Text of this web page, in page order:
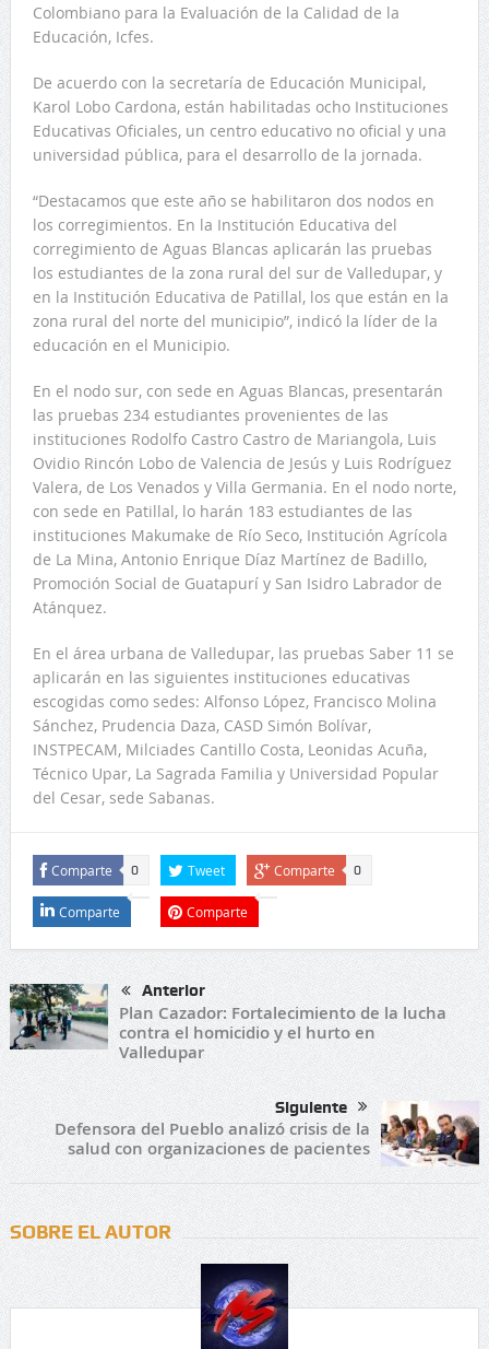
Colombiano para la Evaluación de la Calidad de la
Educación, Icfes.
De acuerdo con la secretaría de Educación Municipal,
Karol Lobo Cardona, están habilitadas ocho Instituciones
Educativas Oficiales, un centro educativo no oficial y una
universidad pública, para el desarrollo de la jornada.
“Destacamos que este año se habilitaron dos nodos en
los corregimientos. En la Institución Educativa del
corregimiento de Aguas Blancas aplicarán las pruebas
los estudiantes de la zona rural del sur de Valledupar, y
en la Institución Educativa de Patillal, los que están en la
zona rural del norte del municipio”, indicó la líder de la
educación en el Municipio.
En el nodo sur, con sede en Aguas Blancas, presentarán
las pruebas 234 estudiantes provenientes de las
instituciones Rodolfo Castro Castro de Mariangola, Luis
Ovidio Rincón Lobo de Valencia de Jesús y Luis Rodríguez
Valera, de Los Venados y Villa Germania. En el nodo norte,
con sede en Patillal, lo harán 183 estudiantes de las
instituciones Makumake de Río Seco, Institución Agrícola
de La Mina, Antonio Enrique Díaz Martínez de Badillo,
Promoción Social de Guatapurí y San Isidro Labrador de
Atánquez.
En el área urbana de Valledupar, las pruebas Saber 11 se
aplicarán en las siguientes instituciones educativas
escogidas como sedes: Alfonso López, Francisco Molina
Sánchez, Prudencia Daza, CASD Simón Bolívar,
INSTPECAM, Milciades Cantillo Costa, Leonidas Acuña,
Técnico Upar, La Sagrada Familia y Universidad Popular
del Cesar, sede Sabanas.
Comparte 0 Tweet Comparte 0
Comparte Comparte
Anterior
Plan Cazador: Fortalecimiento de la lucha
contra el homicidio y el hurto en
Valledupar
Siguiente
Defensora del Pueblo analizó crisis de la
salud con organizaciones de pacientes
SOBRE EL AUTOR